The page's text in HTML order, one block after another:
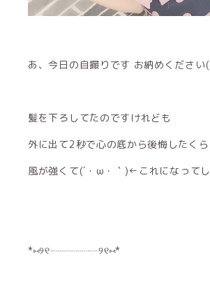
あ、今日の自撮りです お納めください
髪を下ろしてたのですけれども
外に出て2秒で心の底から後悔したく
風が強くて(´・ω・｀)←これになって
*⑅︎୨୧┈︎┈︎┈︎┈︎┈︎┈︎┈︎┈︎୨୧⑅︎*